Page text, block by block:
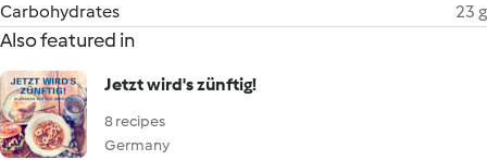
Carbohydrates
23 g
Also featured in
Jetzt wird's zünftig!
8 recipes
Germany